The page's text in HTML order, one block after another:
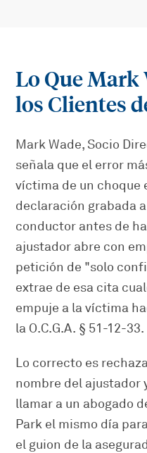
Lo Que Mark
los Clientes
Mark Wade, Socio
señala que el error
víctima de un choque
declaración grabada
conductor antes de
ajustador abre con
petición de "solo
extrae de esa cita
empuje a la víctima
la O.C.G.A. § 51-12-33.
Lo correcto es
nombre del ajustador
llamar a un abogado
Park el mismo día
el guion de la